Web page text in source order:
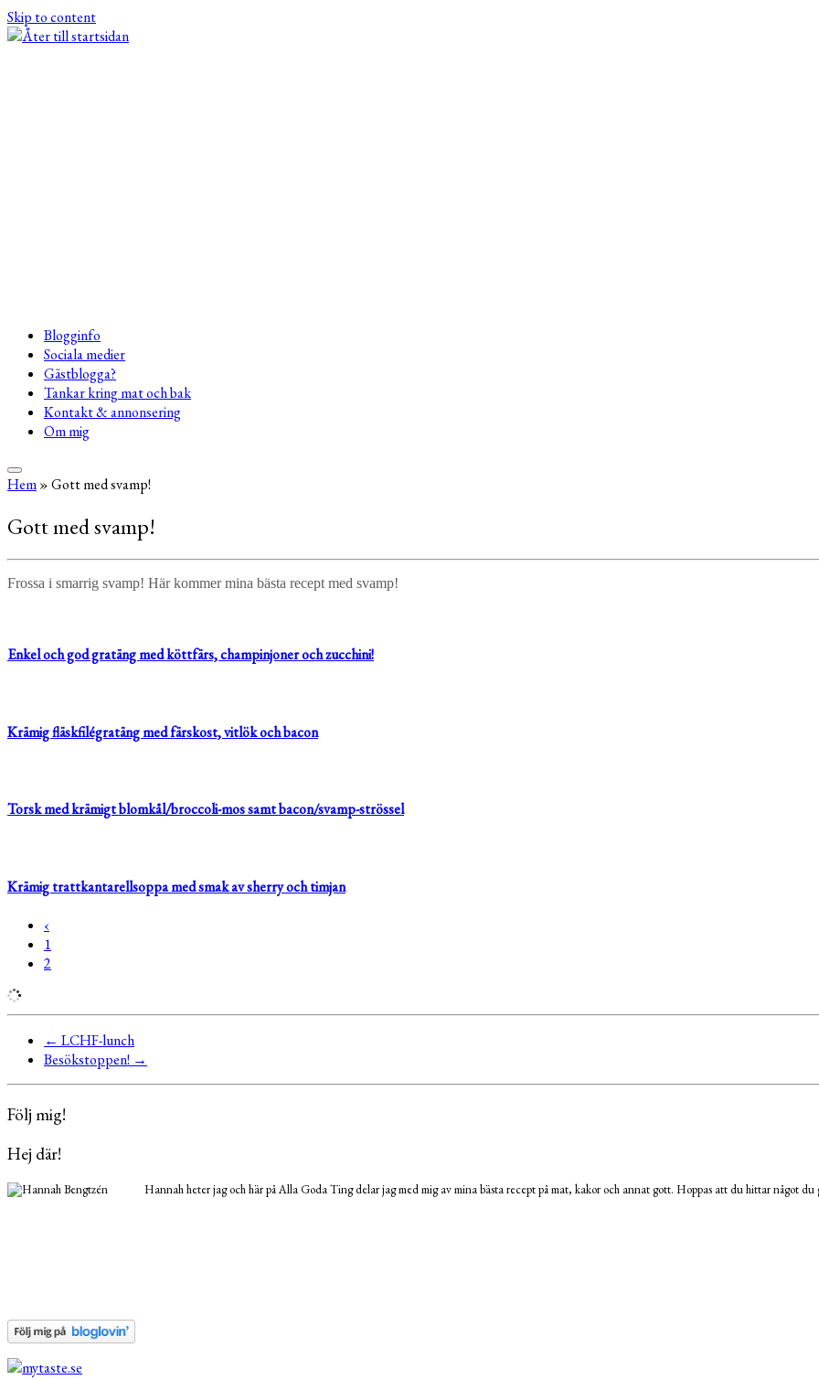
Skip to content
Blogginfo
Sociala medier
Gästblogga?
Tankar kring mat och bak
Kontakt & annonsering
Om mig
Hem»Gott med svamp!
Gott med svamp!
Frossa i smarrig svamp! Här kommer mina bästa recept med svamp!
Enkel och god gratäng med köttfärs, champinjoner och zucchini!
Krämig fläskfilégratäng med färskost, vitlök och bacon
Torsk med krämigt blomkål/broccoli-mos samt bacon/svamp-strössel
Krämig trattkantarellsoppa med smak av sherry och timjan
‹
1
2
← LCHF-lunch
Besökstoppen! →
Följ mig!
Hej där!
Hannah heter jag och här på Alla Goda Ting delar jag med mig av mina bästa recept på mat, kakor och annat gott. Hoppas att du hittar något du